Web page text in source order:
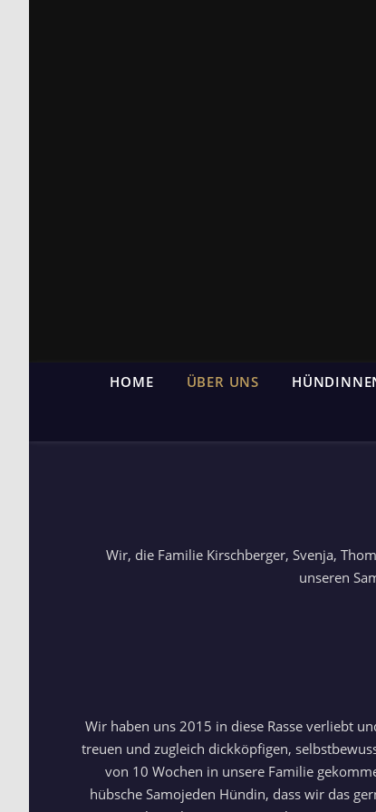
HOME ÜBER UNS
Wir, die Familie Kirschberger, Svenja,
unseren
Wir haben uns 2015 in diese Rasse verliebt
treuen und zugleich dickköpfigen,
von 10 Wochen in unsere Familie
hübsche Samojeden Hündin, dass wir das